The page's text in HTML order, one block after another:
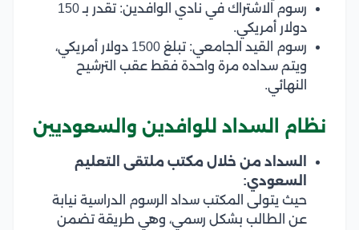
رسوم الاشتراك في نادي الوافدين: تقدر بـ 150
دولار أمريكي.
رسوم القيد الجامعي: تبلغ 1500 دولار أمريكي،
ويتم سداده مرة واحدة فقط عقب الترشيح
النهائي.
نظام السداد للوافدين والسعوديين
السداد من خلال مكتب ملتقى التعليم
السعودي:
حيث يتولى المكتب سداد الرسوم الدراسية نيابة
عن الطالب بشكل رسمي، وهي طريقة تضمن